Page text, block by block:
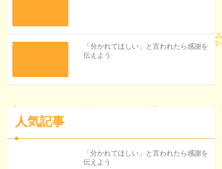
「分かれてほしい」と言われたら感謝を
伝えよう
人気記事
「分かれてほしい」と言われたら感謝を
伝えよう